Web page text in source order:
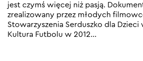
jest czymś więcej niż pasją.
zrealizowany przez młodych
Stowarzyszenia Serduszko dla
Kultura Futbolu w 2012…